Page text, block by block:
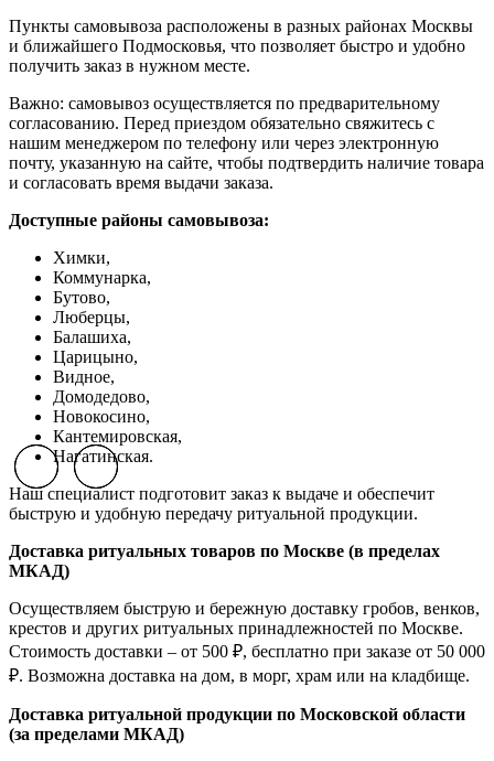
Пункты самовывоза расположены в разных районах Москвы
и ближайшего Подмосковья, что позволяет быстро и удобно
получить заказ в нужном месте.
Важно: самовывоз осуществляется по предварительному
согласованию. Перед приездом обязательно свяжитесь с
нашим менеджером по телефону или через электронную
почту, указанную на сайте, чтобы подтвердить наличие товара
и согласовать время выдачи заказа.
Доступные районы самовывоза:
Химки,
Коммунарка,
Бутово,
Люберцы,
Балашиха,
Царицыно,
Видное,
Домодедово,
Новокосино,
Кантемировская,
Нагатинская.
Наш специалист подготовит заказ к выдаче и обеспечит
быструю и удобную передачу ритуальной продукции.
Доставка ритуальных товаров по Москве (в пределах
МКАД)
Осуществляем быструю и бережную доставку гробов, венков,
крестов и других ритуальных принадлежностей по Москве.
Стоимость доставки – от 500 ₽, бесплатно при заказе от 50 000
₽. Возможна доставка на дом, в морг, храм или на кладбище.
Доставка ритуальной продукции по Московской области
(за пределами МКАД)
Previous slideNext slide
Previous slideNext slide
Previous slideNext slide